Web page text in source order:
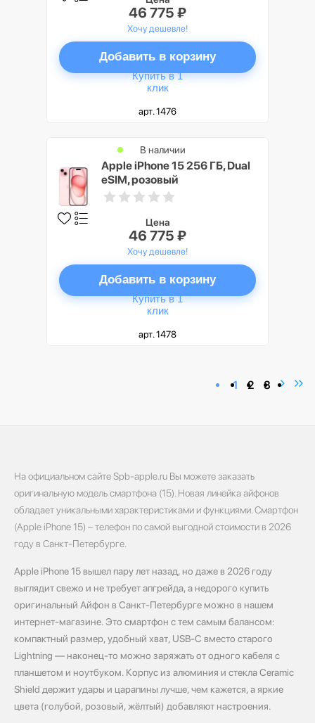
46 775 ₽
Хочу дешевле!
Добавить в корзину
Купить в 1
клик
арт. 1476
Apple iPhone 15 256 ГБ, Dual
eSIM, розовый
В наличии
Цена
46 775 ₽
Хочу дешевле!
Добавить в корзину
Купить в 1
клик
арт. 1478
1 2 3
На официальном сайте Spb-apple.ru Вы можете заказать
оригинальную модель смартфона (15). Новая линейка айфонов
обладает уникальными характеристиками и функциями. Смартфон
(Apple iPhone 15) – телефон по самой выгодной стоимости в 2026
году в Санкт-Петербурге.
Apple iPhone 15 вышел пару лет назад, но даже в 2026 году
выглядит свежо и не требует апгрейда, а недорого купить
оригинальный Айфон в Санкт-Петербурге можно в нашем
интернет-магазине. Это смартфон с тем самым балансом:
компактный размер, удобный хват, USB‑C вместо старого
Lightning — наконец‑то можно заряжать от одного кабеля с
планшетом и ноутбуком. Корпус из алюминия и стекла Ceramic
Shield держит удары и царапины лучше, чем кажется, а яркие
цвета (голубой, розовый, жёлтый) добавляют настроения.